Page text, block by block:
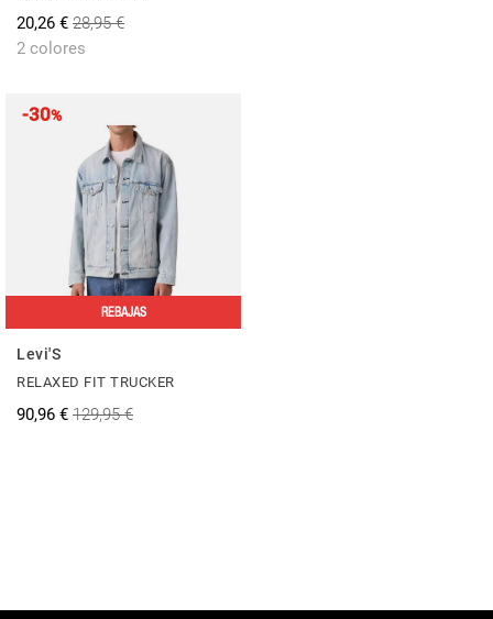
20,26 € 28,95 €
2 colores
-30%
REBAJAS
Levi'S
RELAXED FIT TRUCKER
90,96 € 129,95 €